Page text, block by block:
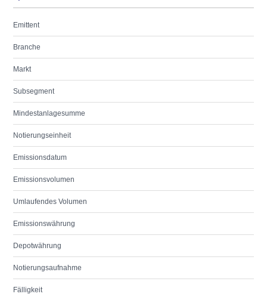
Emittent
Branche
Markt
Subsegment
Mindestanlagesumme
Notierungseinheit
Emissionsdatum
Emissionsvolumen
Umlaufendes Volumen
Emissionswährung
Depotwährung
Notierungsaufnahme
Fälligkeit